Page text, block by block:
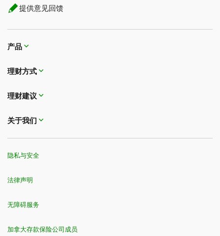
提供意见回馈
产品
理财方式
理财建议
关于我们
隐私与安全
法律声明
无障碍服务
加拿大存款保险公司成员